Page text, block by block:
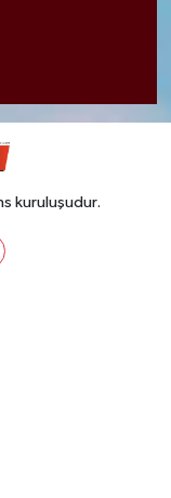
kuruluşudur.